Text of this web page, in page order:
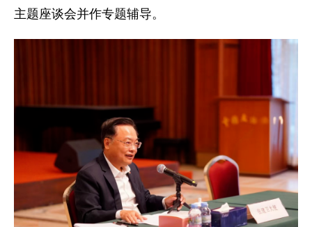
主题座谈会并作专题辅导。